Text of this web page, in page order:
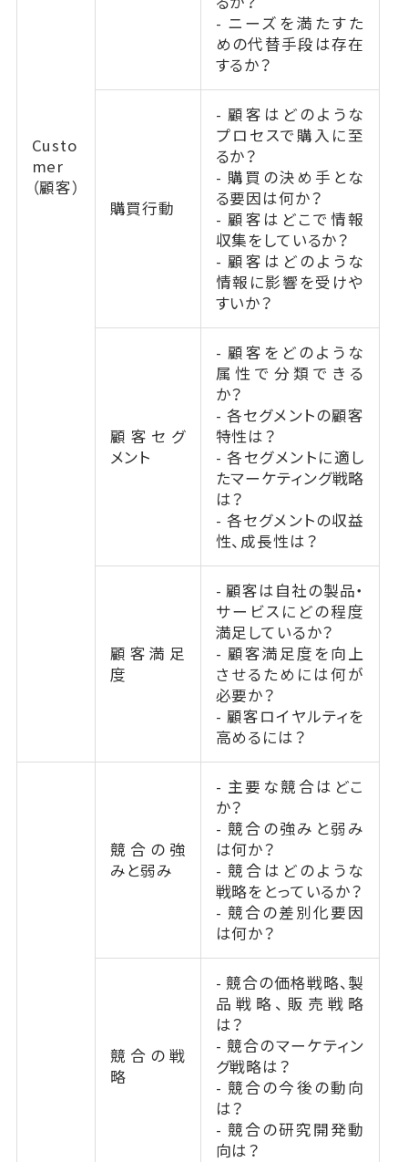
Custo
mer
（顧客）
- ニーズを満たすた
めの代替手段は存在
するか？
購買行動
- 顧客はどのような
プロセスで購入に至
るか？
- 購買の決め手とな
る要因は何か？
- 顧客はどこで情報
収集をしているか？
- 顧客はどのような
情報に影響を受けや
すいか？
顧客セグ
メント
- 顧客をどのような
属性で分類できる
か？
- 各セグメントの顧客
特性は？
- 各セグメントに適し
たマーケティング戦略
は？
- 各セグメントの収益
性、成長性は？
顧客満足
度
- 顧客は自社の製品・
サービスにどの程度
満足しているか？
- 顧客満足度を向上
させるためには何が
必要か？
- 顧客ロイヤルティを
高めるには？
競合の強
みと弱み
- 主要な競合はどこ
か？
- 競合の強みと弱み
は何か？
- 競合はどのような
戦略をとっているか？
- 競合の差別化要因
は何か？
競合の戦
略
- 競合の価格戦略、製
品戦略、販売戦略
は？
- 競合のマーケティン
グ戦略は？
- 競合の今後の動向
は？
- 競合の研究開発動
向は？